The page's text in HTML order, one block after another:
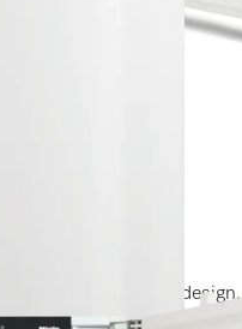
in greeploos design.